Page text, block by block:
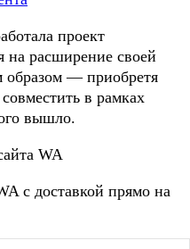
проект
на расширение своей
образом — приобретя
в рамках
вышло.
WA
c доставкой прямо на